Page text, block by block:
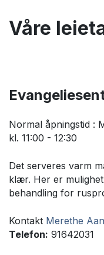
Våre
Normal åpningstid :
kl. 11:00 - 12:30
Det serveres varm
klær. Her er
behandling for
Kontakt Merethe
Telefon: 91642031